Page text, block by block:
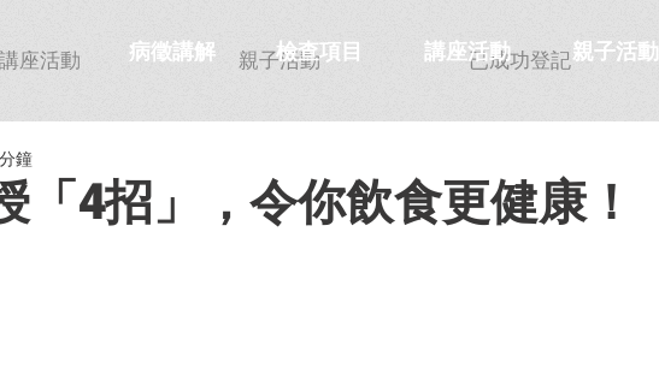
病徵講解 檢查項目 講座活動 親子活動
「4招」，令你飲食更健康！
鐘
講座活動 親子活動 已成功登記